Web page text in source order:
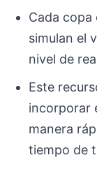
Cada
simulan el
nivel de
Este
incorporar
manera
tiempo de